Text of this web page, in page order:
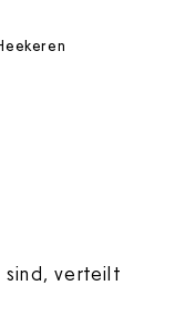
sind, verteilt